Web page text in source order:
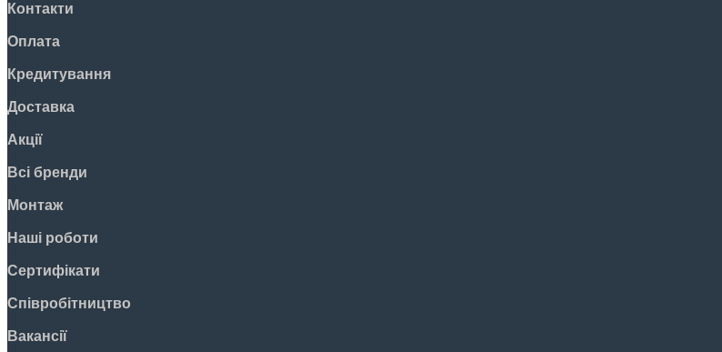
Контакти
Оплата
Кредитування
Доставка
Акції
Всі бренди
Монтаж
Наші роботи
Сертифікати
Співробітництво
Вакансії